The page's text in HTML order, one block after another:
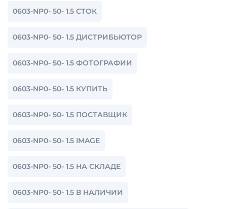
0603-NP0- 50- 1.5 СТОК
0603-NP0- 50- 1.5 ДИСТРИБЬЮТОР
0603-NP0- 50- 1.5 ФОТОГРАФИИ
0603-NP0- 50- 1.5 КУПИТЬ
0603-NP0- 50- 1.5 ПОСТАВЩИК
0603-NP0- 50- 1.5 IMAGE
0603-NP0- 50- 1.5 НА СКЛАДЕ
0603-NP0- 50- 1.5 В НАЛИЧИИ